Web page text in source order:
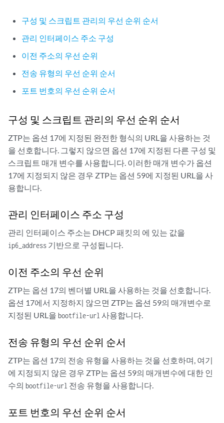
구성 및 스크립트 관리의 우선 순위 순서
관리 인터페이스 주소 구성
이전 주소의 우선 순위
전송 유형의 우선 순위 순서
포트 번호의 우선 순위 순서
구성 및 스크립트 관리의 우선 순위 순서
ZTP는 옵션 17에 지정된 완전한 형식의 URL을 사용하는 것
을 선호합니다. 그렇지 않으면 옵션 17에 지정된 다른 구성 및
스크립트 매개 변수를 사용합니다. 이러한 매개 변수가 옵션
17에 지정되지 않은 경우 ZTP는 옵션 59에 지정된 URL을 사
용합니다.
관리 인터페이스 주소 구성
관리 인터페이스 주소는 DHCP 패킷의 에 있는 값을
ip6_address 기반으로 구성됩니다.
이전 주소의 우선 순위
ZTP는 옵션 17의 벤더별 URL을 사용하는 것을 선호합니다.
옵션 17에서 지정하지 않으면 ZTP는 옵션 59의 매개변수로
지정된 URL을 bootfile-url 사용합니다.
전송 유형의 우선 순위 순서
ZTP는 옵션 17의 전송 유형을 사용하는 것을 선호하며, 여기
에 지정되지 않은 경우 ZTP는 옵션 59의 매개변수에 대한 인
수의 bootfile-url 전송 유형을 사용합니다.
포트 번호의 우선 순위 순서